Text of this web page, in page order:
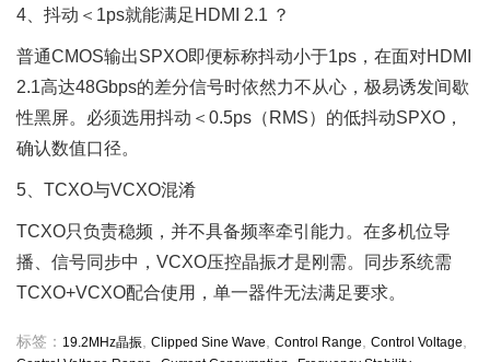
4、抖动＜1ps就能满足HDMI 2.1 ？
普通CMOS输出SPXO即便标称抖动小于1ps，在面对HDMI
2.1高达48Gbps的差分信号时依然力不从心，极易诱发间歇
性黑屏。必须选用抖动＜0.5ps（RMS）的低抖动SPXO，
确认数值口径。
5、TCXO与VCXO混淆
TCXO只负责稳频，并不具备频率牵引能力。在多机位导
播、信号同步中，VCXO压控晶振才是刚需。同步系统需
TCXO+VCXO配合使用，单一器件无法满足要求。
标签： 19.2MHz晶振, Clipped Sine Wave, Control Range, Control Voltage,